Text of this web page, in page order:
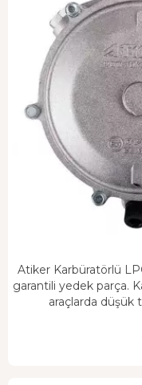
Atiker Karbüratörlü
garantili yedek parça.
araçlarda düşük